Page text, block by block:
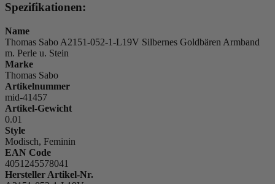
Spezifikationen:
Name
Thomas Sabo A2151-052-1-L19V Silbernes Goldbären Armband
m. Perle u. Stein
Marke
Thomas Sabo
Artikelnummer
mid-41457
Artikel-Gewicht
0.01
Style
Modisch, Feminin
EAN Code
4051245578041
Hersteller Artikel-Nr.